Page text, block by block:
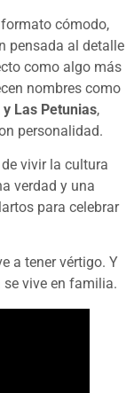
cómodo,
pensada al detalle
como algo más
nombres como
Las Petunias,
personalidad.
vivir la cultura
verdad y una
para celebrar
a tener vértigo. Y
vive en familia.